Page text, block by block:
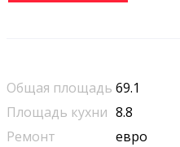
Общая площадь 69.1
Площадь кухни 8.8
Ремонт
евро